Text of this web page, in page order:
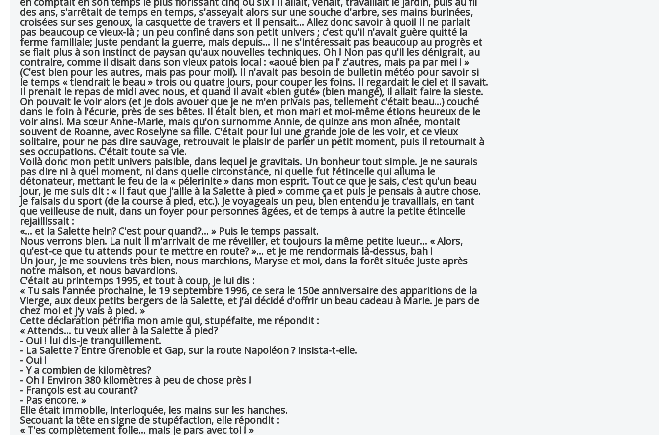
des ans, s'arrêtait de temps en temps, s'asseyait alors sur une souche d'arbre, ses mains burinées,
croisées sur ses genoux, la casquette de travers et il pensait... Allez donc savoir à quoi! Il ne parlait
pas beaucoup ce vieux-là ; un peu confiné dans son petit univers ; c'est qu'il n'avait guère quitté la
ferme familiale; juste pendant la guerre, mais depuis... Il ne s'intéressait pas beaucoup au progrès et
se fiait plus à son instinct de paysan qu'aux nouvelles techniques. Oh ! Non pas qu'il les dénigrait, au
contraire, comme il disait dans son vieux patois local : «aoué bien pa l' z'autres, mais pa par mei ! »
(C'est bien pour les autres, mais pas pour moi!). Il n'avait pas besoin de bulletin météo pour savoir si
le temps « tiendrait le beau » trois ou quatre jours, pour couper les foins. Il regardait le ciel et il savait.
Il prenait le repas de midi avec nous, et quand il avait «bien guté» (bien mangé), il allait faire la sieste.
On pouvait le voir alors (et je dois avouer que je ne m'en privais pas, tellement c'était beau...) couché
dans le foin à l'écurie, près de ses bêtes. Il était bien, et mon mari et moi-même étions heureux de le
voir ainsi. Ma sœur Anne-Marie, mais qu'on surnomme Annie, de quinze ans mon aînée, montait
souvent de Roanne, avec Roselyne sa fille. C'était pour lui une grande joie de les voir, et ce vieux
solitaire, pour ne pas dire sauvage, retrouvait le plaisir de parler un petit moment, puis il retournait à
ses occupations. C'était toute sa vie.
Voilà donc mon petit univers paisible, dans lequel je gravitais. Un bonheur tout simple. Je ne saurais
pas dire ni à quel moment, ni dans quelle circonstance, ni quelle fut l'étincelle qui alluma le
détonateur, mettant le feu de la « pélerinite » dans mon esprit. Tout ce que je sais, c'est qu'un beau
jour, je me suis dit : « Il faut que j'aille à la Salette à pied » comme ça et puis je pensais à autre chose.
Je faisais du sport (de la course à pied, etc.). Je voyageais un peu, bien entendu je travaillais, en tant
que veilleuse de nuit, dans un foyer pour personnes âgées, et de temps à autre la petite étincelle
rejaillissait :
«... et la Salette hein? C'est pour quand?... » Puis le temps passait.
Nous verrons bien. La nuit il m'arrivait de me réveiller, et toujours la même petite lueur... « Alors,
qu'est-ce que tu attends pour te mettre en route? »... et je me rendormais là-dessus, bah !
Un jour, je me souviens très bien, nous marchions, Maryse et moi, dans la forêt située juste après
notre maison, et nous bavardions.
C'était au printemps 1995, et tout à coup, je lui dis :
« Tu sais l'année prochaine, le 19 septembre 1996, ce sera le 150e anniversaire des apparitions de la
Vierge, aux deux petits bergers de la Salette, et j'ai décidé d'offrir un beau cadeau à Marie. Je pars de
chez moi et j'y vais à pied. »
Cette déclaration pétrifia mon amie qui, stupéfaite, me répondit :
« Attends... tu veux aller à la Salette à pied?
- Oui ! lui dis-je tranquillement.
- La Salette ? Entre Grenoble et Gap, sur la route Napoléon ? insista-t-elle.
- Oui !
- Y a combien de kilomètres?
- Oh ! Environ 380 kilomètres à peu de chose près !
- François est au courant?
- Pas encore. »
Elle était immobile, interloquée, les mains sur les hanches.
Secouant la tête en signe de stupéfaction, elle répondit :
« T'es complètement folle... mais je pars avec toi ! »